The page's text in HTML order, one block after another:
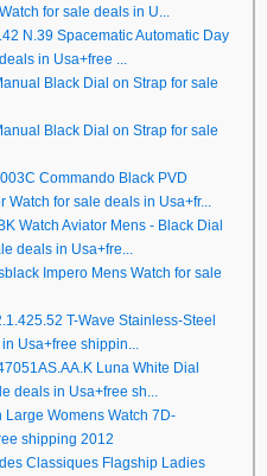
for sale deals in U...
N.39 Spacematic Automatic Day
in Usa+free ...
Black Dial on Strap for sale
Black Dial on Strap for sale
Commando Black PVD
for sale deals in Usa+fr...
Watch Aviator Mens - Black Dial
deals in Usa+fre...
Impero Mens Watch for sale
T-Wave Stainless-Steel
Usa+free shippin...
Luna White Dial
deals in Usa+free sh...
Womens Watch 7D-
shipping 2012
Classiques Flagship Ladies